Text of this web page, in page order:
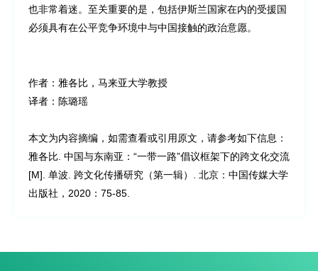
也非常着迷。至关重要的是，包括伊斯兰国家在内的受援国
必须具有在公平竞争环境中与中国接触的政治意愿。
作者：雅各比，马来亚大学教授
译者：陈璐瑶
本文为内容摘编，如需查看或引用原文，请参考如下信息：
雅各比. 中国与东南亚：“一带一路”倡议框架下的跨文化交流
[M]. 单波. 跨文化传播研究（第一辑）. 北京：中国传媒大学
出版社，2020：75-85.